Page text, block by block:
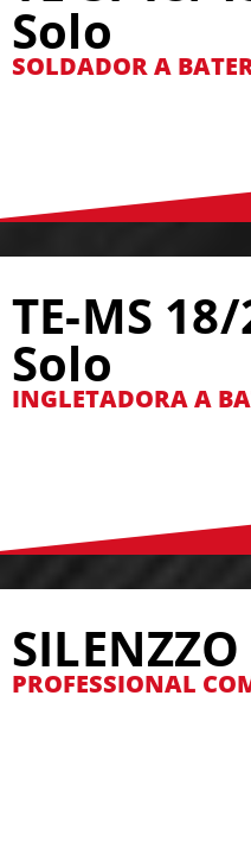
Solo
SOLDADOR A
TE-MS
Solo
INGLETADORA A
PROFESSIONAL